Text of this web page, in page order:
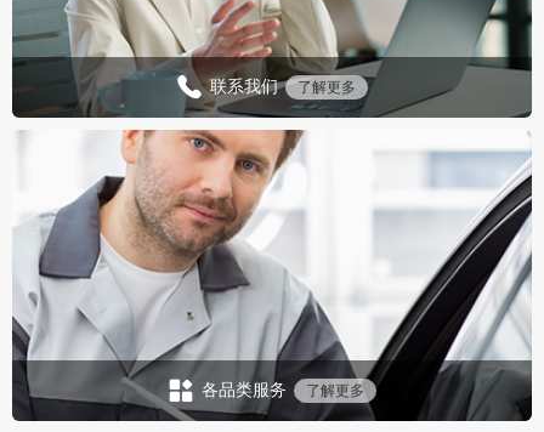
联系我们 了解更多
各品类服务 了解更多